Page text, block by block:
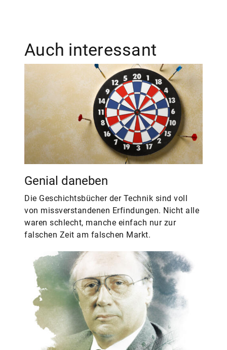
Auch interessant
Genial daneben
Die Geschichtsbücher der Technik sind voll
von missverstandenen Erfindungen. Nicht alle
waren schlecht, manche einfach nur zur
falschen Zeit am falschen Markt.